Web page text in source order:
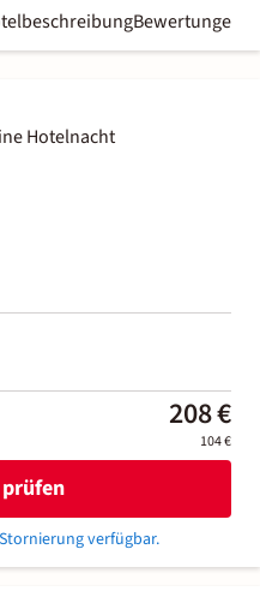
Bewertungen
Hotelnacht
208 €
104 €
verfügbar.